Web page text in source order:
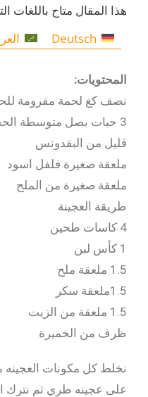
هذا المقال متاح باللغات
Deutsch
المحتويات:
نصف كغ لحمة مفرومة
3 حبات بصل متوسطة الحجم
قليل من البقدونس
ملعقة صغيرة فلفل اسود
ملعقة صغيرة من الملح
طريقة العجينة
4 كاسات طحين
1 كأس لبن
1.5 ملعقة ملح
1.5ملعقة سكر
1.5 ملعقة من الزيت
ظرف من الخميرة
نخلط كل مكونات
على عجينه طري ثم نترك